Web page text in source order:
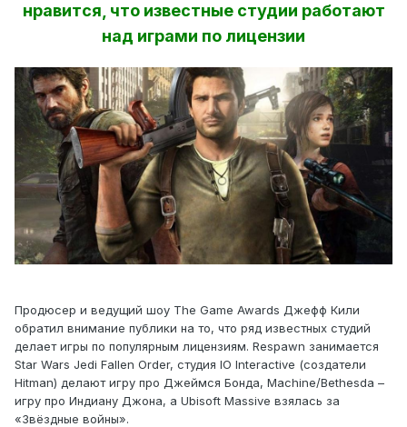
нравится, что известные студии работают
над играми по лицензии
Продюсер и ведущий шоу The Game Awards Джефф Кили
обратил внимание публики на то, что ряд известных студий
делает игры по популярным лицензиям. Respawn занимается
Star Wars Jedi Fallen Order, студия IO Interactive (создатели
Hitman) делают игру про Джеймся Бонда, Machine/Bethesda –
игру про Индиану Джона, а Ubisoft Massive взялась за
«Звёздные войны».